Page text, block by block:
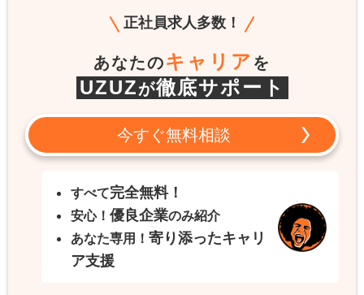
正社員求人多数！
あなたのキャリア を
UZUZが徹底サポート
今すぐ無料相談
すべて完全無料！
安心！ 優良企業のみ紹介
あなた専用！ 寄り添ったキャリ
ア支援